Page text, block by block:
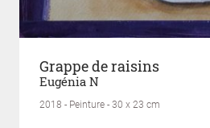
Grappe de raisins
Eugénia N
2018 - Peinture - 30 x 23 cm